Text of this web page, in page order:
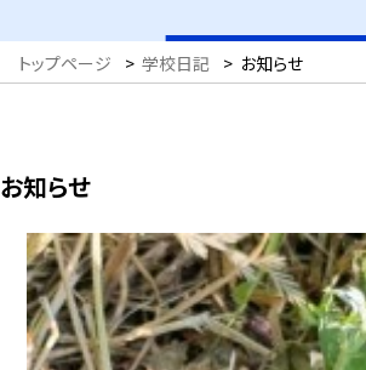
トップページ > 学校日記 > お知らせ
お知らせ